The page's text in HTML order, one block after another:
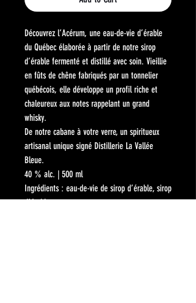
Découvrez l’Acérum, une eau-de-vie d’érable
du Québec élaborée à partir de notre sirop
d’érable fermenté et distillé avec soin. Vieillie
en fûts de chêne fabriqués par un tonnelier
québécois, elle développe un profil riche et
chaleureux aux notes rappelant un grand
whisky.
De notre cabane à votre verre, un spiritueux
artisanal unique signé Distillerie La Vallée
Bleue.
40 % alc. | 500 ml
Ingrédients : eau-de-vie de sirop d’érable, sirop
d’érable